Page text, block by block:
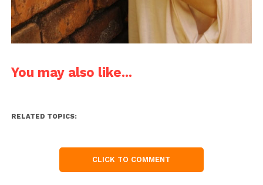
You may also like...
RELATED TOPICS:
CLICK TO COMMENT